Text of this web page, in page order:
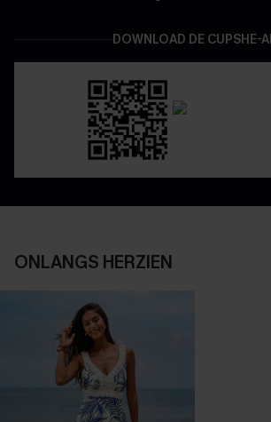
DOWNLOAD DE CUPSHE-
ONLANGS HERZIEN